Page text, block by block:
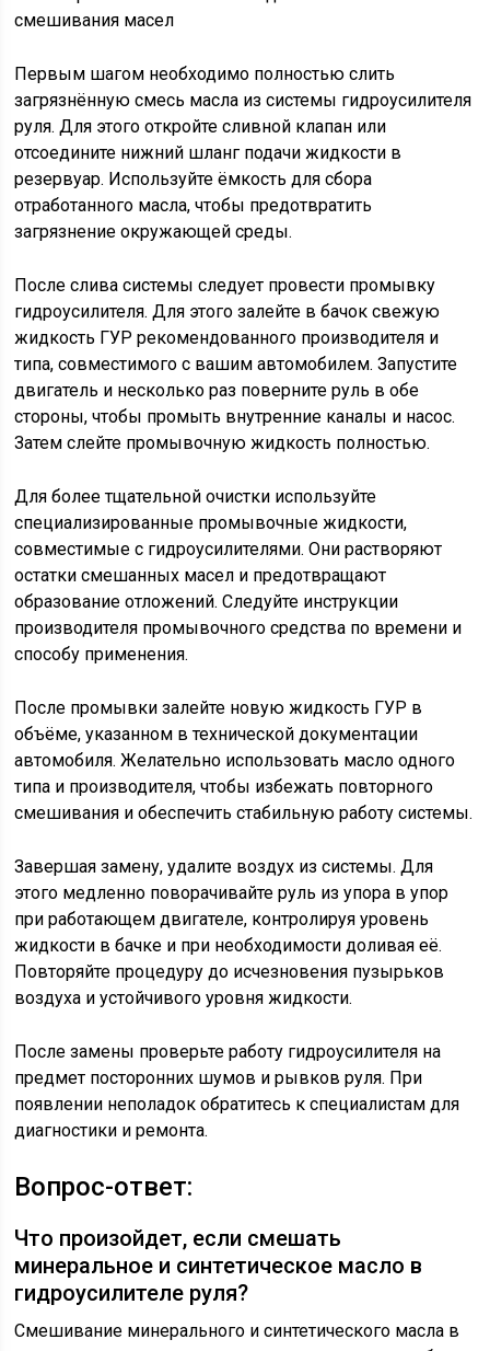
Первым шагом необходимо полностью слить
загрязнённую смесь масла из системы гидроусилителя
руля. Для этого откройте сливной клапан или
отсоедините нижний шланг подачи жидкости в
резервуар. Используйте ёмкость для сбора
отработанного масла, чтобы предотвратить
загрязнение окружающей среды.
После слива системы следует провести промывку
гидроусилителя. Для этого залейте в бачок свежую
жидкость ГУР рекомендованного производителя и
типа, совместимого с вашим автомобилем. Запустите
двигатель и несколько раз поверните руль в обе
стороны, чтобы промыть внутренние каналы и насос.
Затем слейте промывочную жидкость полностью.
Для более тщательной очистки используйте
специализированные промывочные жидкости,
совместимые с гидроусилителями. Они растворяют
остатки смешанных масел и предотвращают
образование отложений. Следуйте инструкции
производителя промывочного средства по времени и
способу применения.
После промывки залейте новую жидкость ГУР в
объёме, указанном в технической документации
автомобиля. Желательно использовать масло одного
типа и производителя, чтобы избежать повторного
смешивания и обеспечить стабильную работу системы.
Завершая замену, удалите воздух из системы. Для
этого медленно поворачивайте руль из упора в упор
при работающем двигателе, контролируя уровень
жидкости в бачке и при необходимости доливая её.
Повторяйте процедуру до исчезновения пузырьков
воздуха и устойчивого уровня жидкости.
После замены проверьте работу гидроусилителя на
предмет посторонних шумов и рывков руля. При
появлении неполадок обратитесь к специалистам для
диагностики и ремонта.
Вопрос-ответ:
Что произойдет, если смешать
минеральное и синтетическое масло в
гидроусилителе руля?
Смешивание минерального и синтетического масла в